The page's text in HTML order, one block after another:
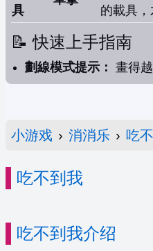
具
的載具，
📝 快速上手指南
劃線模式提示： 畫得
小游戏 › 消消乐 › 吃
吃不到我
吃不到我介绍